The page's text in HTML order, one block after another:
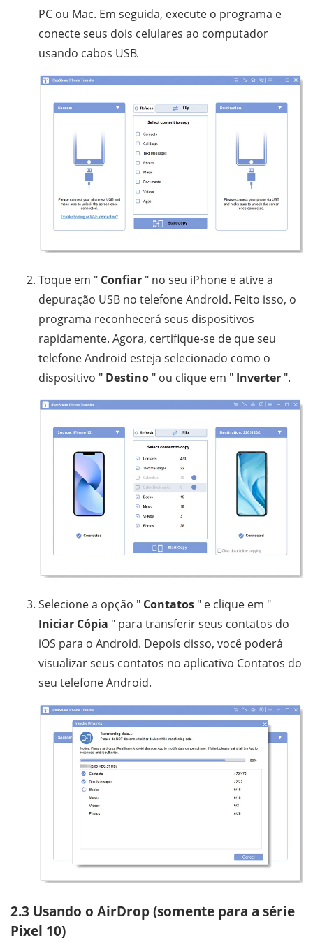
PC ou Mac. Em seguida, execute o programa e
conecte seus dois celulares ao computador
usando cabos USB.
Toque em " Confiar " no seu iPhone e ative a
depuração USB no telefone Android. Feito isso, o
programa reconhecerá seus dispositivos
rapidamente. Agora, certifique-se de que seu
telefone Android esteja selecionado como o
dispositivo " Destino " ou clique em " Inverter ".
Selecione a opção " Contatos " e clique em "
Iniciar Cópia " para transferir seus contatos do
iOS para o Android. Depois disso, você poderá
visualizar seus contatos no aplicativo Contatos do
seu telefone Android.
2.3 Usando o AirDrop (somente para a série
Pixel 10)